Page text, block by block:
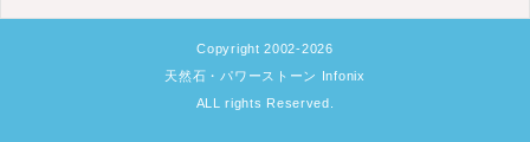
Copyright 2002-2026
天然石・パワーストーン Infonix
ALL rights Reserved.